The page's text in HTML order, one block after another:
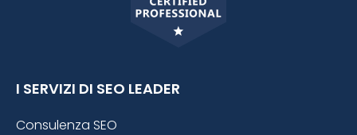
I SERVIZI DI SEO LEADER
Consulenza SEO